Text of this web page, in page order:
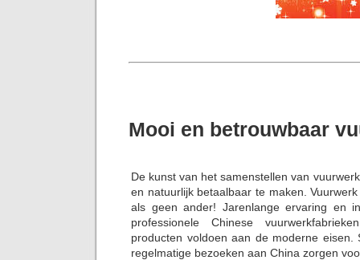
Mooi en betrouwbaar
De kunst van het samenstellen van
en natuurlijk betaalbaar te maken.
als geen ander! Jarenlange ervaring en
professionele Chinese
producten voldoen aan de moderne eisen.
regelmatige bezoeken aan China zorgen